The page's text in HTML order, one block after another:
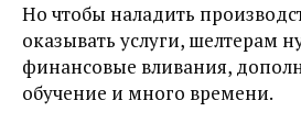
Но чтобы наладить
оказывать услуги, шелтерам
финансовые вливания,
обучение и много времени.